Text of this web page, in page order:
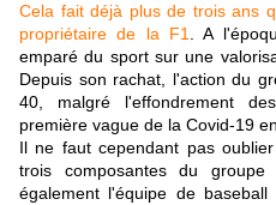
Cela fait déjà plus de trois ans
propriétaire de la F1
. A
emparé du sport sur une
Depuis son rachat, l'action du
40, malgré l'effondrement
première vague de la Covid-19
Il ne faut cependant pas
trois composantes du
également l'équipe de